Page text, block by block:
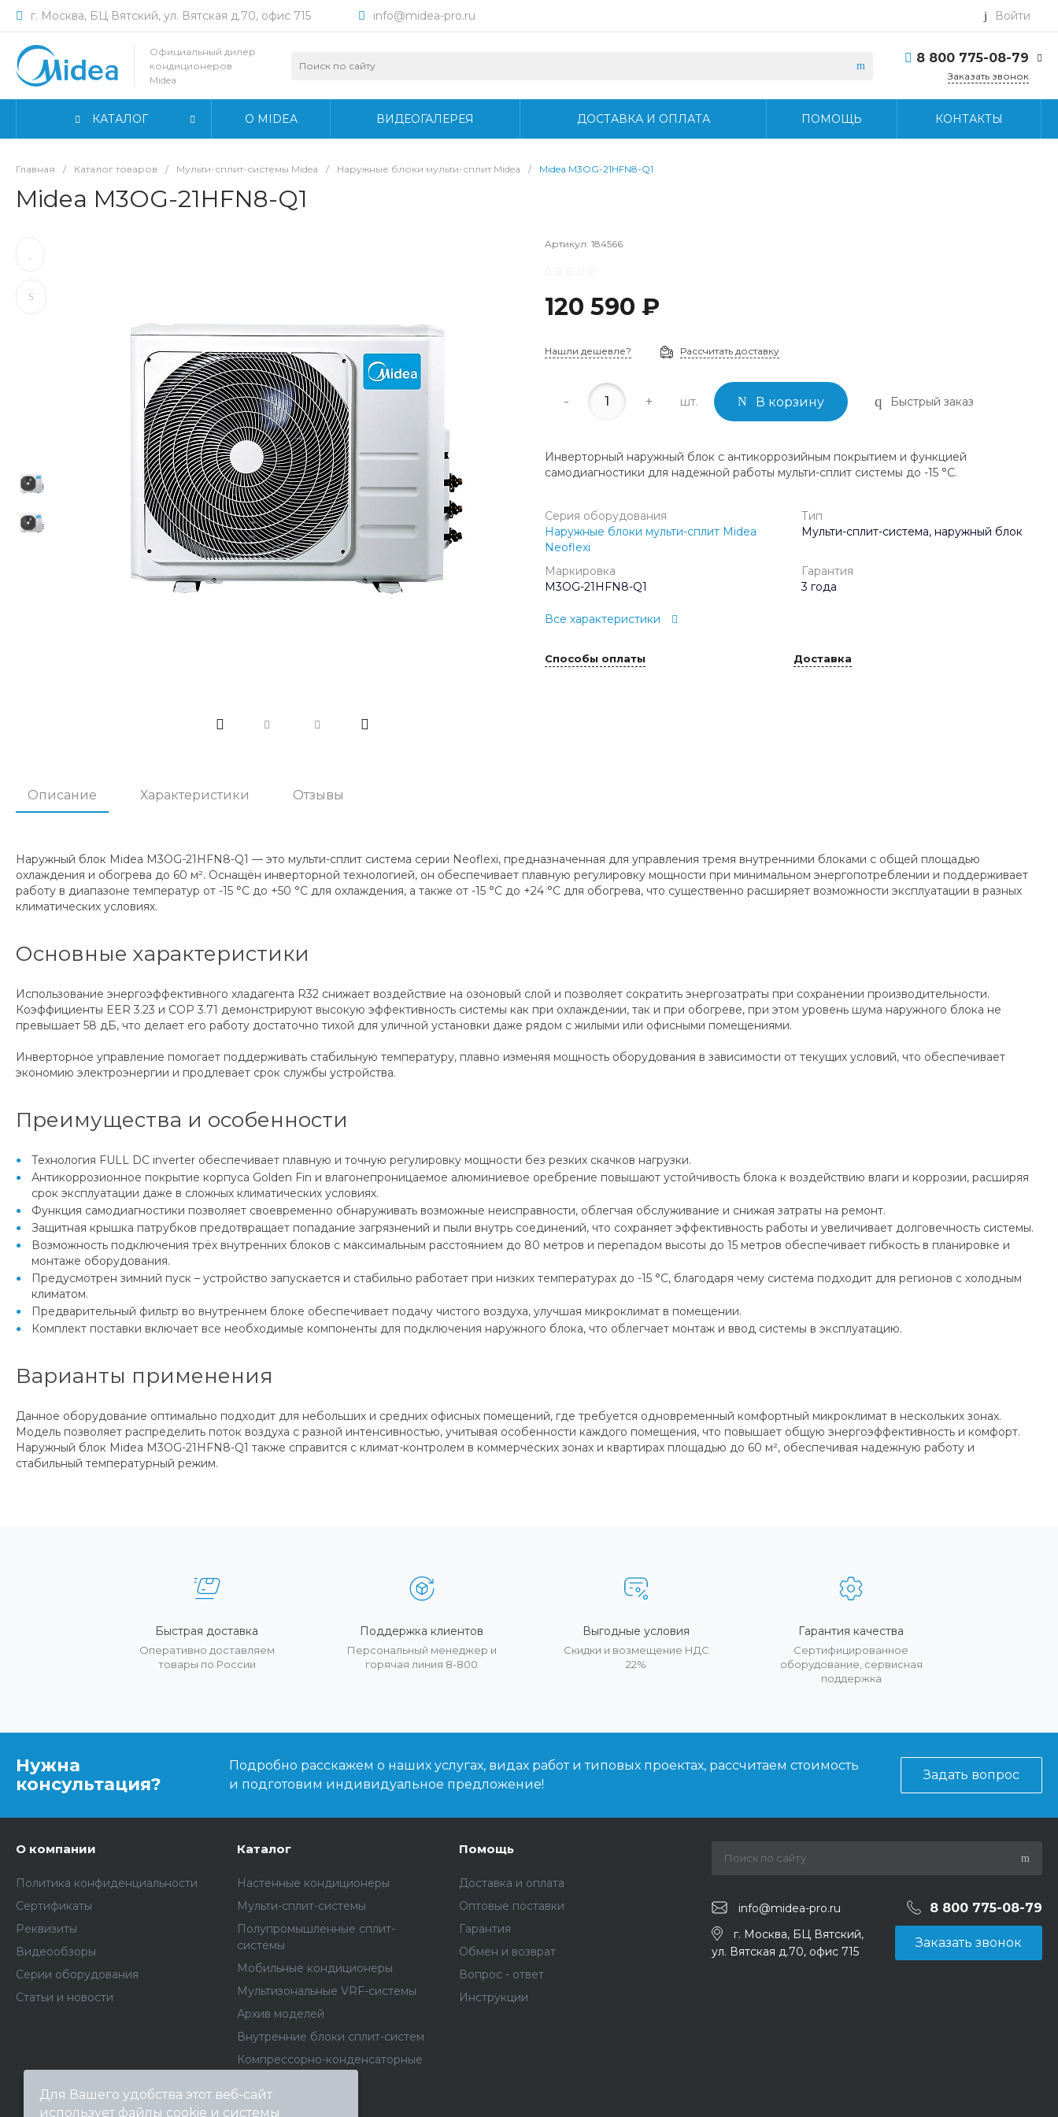
г. Москва, БЦ Вятский, ул. Вятская д.70, офис 715 info@midea-pro.ru Войти
Официальный дилер
кондиционеров
Midea
8 800 775-08-79
г. Москва, БЦ Вятский,
Заказать звонок
КАТАЛОГ О MIDEA ВИДЕОГАЛЕРЕЯ ДОСТАВКА И ОПЛАТА ПОМОЩЬ КОНТАКТЫ
Главная / Каталог товаров / Мульти-сплит-системы Midea / Наружные блоки мульти-сплит Midea / Midea M3OG-21HFN8-Q1
Midea M3OG-21HFN8-Q1
Артикул: 184566
120 590 ₽
Нашли дешевле? Рассчитать доставку
- + шт. В корзину Быстрый заказ
Инверторный наружный блок с антикоррозийным покрытием и функцией
самодиагностики для надежной работы мульти-сплит системы до -15 °C.
Серия оборудования
Наружные блоки мульти-сплит Midea
Neoflexi
Тип
Мульти-сплит-система, наружный блок
Маркировка
M3OG-21HFN8-Q1
Гарантия
3 года
Все характеристики
Способы оплаты Доставка
Описание Характеристики Отзывы
Наружный блок Midea M3OG-21HFN8-Q1 — это мульти-сплит система серии Neoflexi, предназначенная для управления тремя внутренними блоками с общей площадью
охлаждения и обогрева до 60 м². Оснащён инверторной технологией, он обеспечивает плавную регулировку мощности при минимальном энергопотреблении и поддерживает
работу в диапазоне температур от -15 °С до +50 °С для охлаждения, а также от -15 °С до +24 °С для обогрева, что существенно расширяет возможности эксплуатации в разных
климатических условиях.
Основные характеристики
Использование энергоэффективного хладагента R32 снижает воздействие на озоновый слой и позволяет сократить энергозатраты при сохранении производительности.
Коэффициенты EER 3.23 и COP 3.71 демонстрируют высокую эффективность системы как при охлаждении, так и при обогреве, при этом уровень шума наружного блока не
превышает 58 дБ, что делает его работу достаточно тихой для уличной установки даже рядом с жилыми или офисными помещениями.
Инверторное управление помогает поддерживать стабильную температуру, плавно изменяя мощность оборудования в зависимости от текущих условий, что обеспечивает
экономию электроэнергии и продлевает срок службы устройства.
Преимущества и особенности
Технология FULL DC inverter обеспечивает плавную и точную регулировку мощности без резких скачков нагрузки.
Антикоррозионное покрытие корпуса Golden Fin и влагонепроницаемое алюминиевое оребрение повышают устойчивость блока к воздействию влаги и коррозии, расширяя
срок эксплуатации даже в сложных климатических условиях.
Функция самодиагностики позволяет своевременно обнаруживать возможные неисправности, облегчая обслуживание и снижая затраты на ремонт.
Защитная крышка патрубков предотвращает попадание загрязнений и пыли внутрь соединений, что сохраняет эффективность работы и увеличивает долговечность системы.
Возможность подключения трёх внутренних блоков с максимальным расстоянием до 80 метров и перепадом высоты до 15 метров обеспечивает гибкость в планировке и
монтаже оборудования.
Предусмотрен зимний пуск – устройство запускается и стабильно работает при низких температурах до -15 °С, благодаря чему система подходит для регионов с холодным
климатом.
Предварительный фильтр во внутреннем блоке обеспечивает подачу чистого воздуха, улучшая микроклимат в помещении.
Комплект поставки включает все необходимые компоненты для подключения наружного блока, что облегчает монтаж и ввод системы в эксплуатацию.
Варианты применения
Данное оборудование оптимально подходит для небольших и средних офисных помещений, где требуется одновременный комфортный микроклимат в нескольких зонах.
Модель позволяет распределить поток воздуха с разной интенсивностью, учитывая особенности каждого помещения, что повышает общую энергоэффективность и комфорт.
Наружный блок Midea M3OG-21HFN8-Q1 также справится с климат-контролем в коммерческих зонах и квартирах площадью до 60 м², обеспечивая надежную работу и
стабильный температурный режим.
Быстрая доставка
Оперативно доставляем
товары по России
Поддержка клиентов
Персональный менеджер и
горячая линия 8-800
Выгодные условия
Скидки и возмещение НДС
22%
Гарантия качества
Сертифицированное
оборудование, сервисная
поддержка
Нужна
консультация?
Подробно расскажем о наших услугах, видах работ и типовых проектах, рассчитаем стоимость
и подготовим индивидуальное предложение!
Задать вопрос
О компании
Политика конфиденциальности
Сертификаты
Реквизиты
Видеообзоры
Серии оборудования
Статьи и новости
Каталог
Настенные кондиционеры
Мульти-сплит-системы
Полупромышленные сплит-
системы
Мобильные кондиционеры
Мультизональные VRF-системы
Архив моделей
Внутренние блоки сплит-систем
Компрессорно-конденсаторные
Фанкойлы
Помощь
Доставка и оплата
Оптовые поставки
Гарантия
Обмен и возврат
Вопрос - ответ
Инструкции
info@midea-pro.ru 8 800 775-08-79
г. Москва, БЦ Вятский,
ул. Вятская д.70, офис 715
Заказать звонок
Для Вашего удобства этот веб-сайт
использует файлы cookie и системы